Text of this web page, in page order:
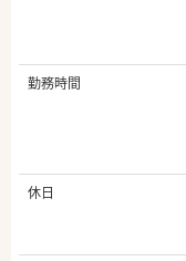
勤務時間
休日